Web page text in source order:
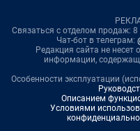
Связаться с отделом продаж: 8
Чат-бот в телеграм:
Редакция сайта не несет
информации,
Особенности эксплуатации
Описанием
Условиями